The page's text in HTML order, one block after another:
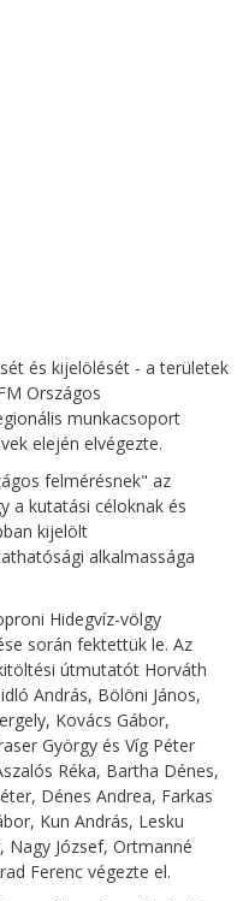
és kijelölését - a területek
Országos
munkacsoport
elején elvégezte.
felmérésnek" az
a kutatási céloknak és
kijelölt
alkalmassága
Hidegvíz-völgy
során fektettük le. Az
útmutatót Horváth
András, Bölöni János,
Kovács Gábor,
György és Víg Péter
Réka, Bartha Dénes,
Dénes Andrea, Farkas
Kun András, Lesku
József, Ortmanné
Ferenc végezte el.